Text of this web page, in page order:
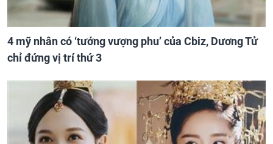
4 mỹ nhân có ‘tướng vượng phu’ của Cbiz, Dương Tử
chỉ đứng vị trí thứ 3